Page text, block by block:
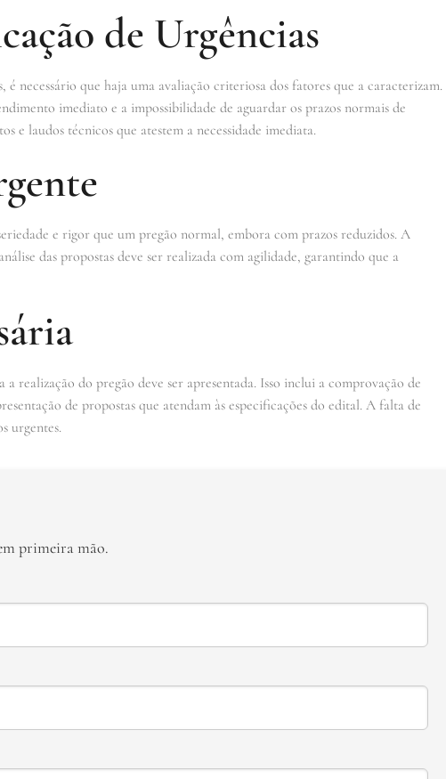
de Urgências
necessário que haja uma avaliação criteriosa dos fatores que a caracterizam.
imediato e a impossibilidade de aguardar os prazos normais de
e laudos técnicos que atestem a necessidade imediata.
e rigor que um pregão normal, embora com prazos reduzidos. A
das propostas deve ser realizada com agilidade, garantindo que a
realização do pregão deve ser apresentada. Isso inclui a comprovação de
de propostas que atendam às especificações do edital. A falta de
urgentes.
primeira mão.